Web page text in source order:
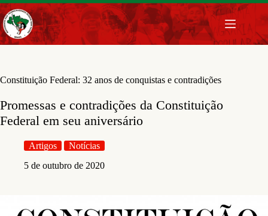
Pular
para
o
conteúdo
Constituição Federal: 32 anos de conquistas e contradições
Promessas e contradições da Constituição
Federal em seu aniversário
Artigos
Notícias
5 de outubro de 2020